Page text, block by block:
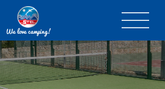
We love camping!